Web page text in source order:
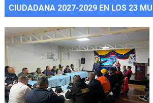
CIUDADANA 2027-2029 EN LOS 23